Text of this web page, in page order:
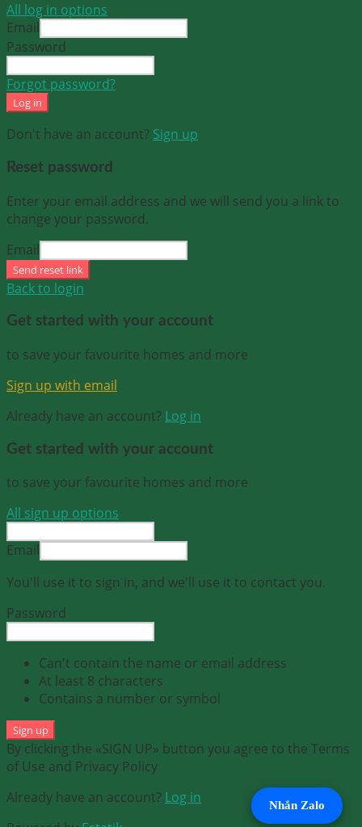
Nhắn Zalo
All log in options
Email
Password
Forgot password?
Log in
Don't have an account? Sign up
Reset password
Enter your email address and we will send you a link to
change your password.
Email
Send reset link
Back to login
Get started with your account
to save your favourite homes and more
Sign up with email
Already have an account? Log in
Get started with your account
to save your favourite homes and more
All sign up options
Email
You'll use it to sign in, and we'll use it to contact you.
Password
Can't contain the name or email address
At least 8 characters
Contains a number or symbol
Sign up
By clicking the «SIGN UP» button you agree to the Terms
of Use and Privacy Policy
Already have an account? Log in